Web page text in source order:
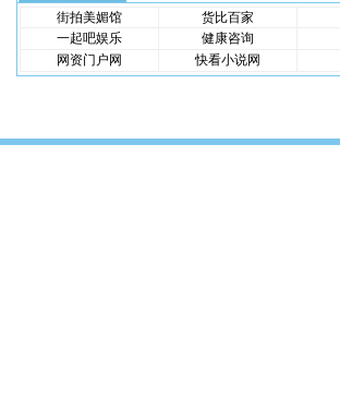
街拍美媚馆
货比百家
一起吧娱乐
健康咨询
网资门户网
快看小说网